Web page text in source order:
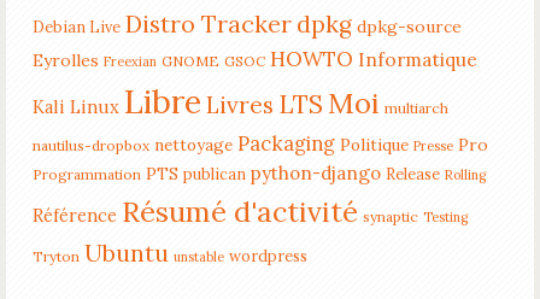
Debian Live Distro Tracker dpkg dpkg-source
Eyrolles Freexian GNOME GSOC HOWTO Informatique
Kali Linux Libre Livres LTS Moi multiarch
nautilus-dropbox nettoyage Packaging Politique Presse Pro
Programmation PTS publican python-django Release Rolling
Référence Résumé d'activité synaptic Testing
Tryton Ubuntu unstable wordpress